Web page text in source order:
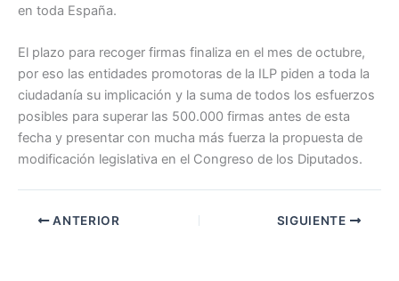
en toda España.
El plazo para recoger firmas finaliza en el mes de octubre,
por eso las entidades promotoras de la ILP piden a toda la
ciudadanía su implicación y la suma de todos los esfuerzos
posibles para superar las 500.000 firmas antes de esta
fecha y presentar con mucha más fuerza la propuesta de
modificación legislativa en el Congreso de los Diputados.
ANTERIOR SIGUIENTE